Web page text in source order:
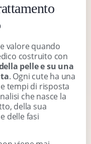
valore quando
costruito con
pelle e su una
. Ogni cute ha una
tempi di risposta
che nasce la
della sua
delle fasi